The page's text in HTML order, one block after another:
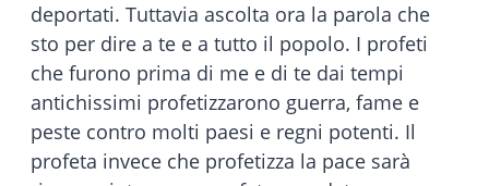
deportati. Tuttavia ascolta ora la parola che
sto per dire a te e a tutto il popolo. I profeti
che furono prima di me e di te dai tempi
antichissimi profetizzarono guerra, fame e
peste contro molti paesi e regni potenti. Il
profeta invece che profetizza la pace sarà